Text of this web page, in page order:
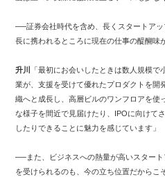
──証券会社時代を含め、長くスタートア
長に携われるところに現在の仕事の醍醐味
升川
「最初にお会いしたときは数人規模
業が、支援を受けて優れたプロダクトを開
織へと成長し、高層ビルのワンフロアを使
な様子を間近で見届けたり、IPOに向けて
したりできることに魅力を感じています」
──また、ビジネスへの熱量が高いスター
を受けられるのも、今の立ち位置だからこ